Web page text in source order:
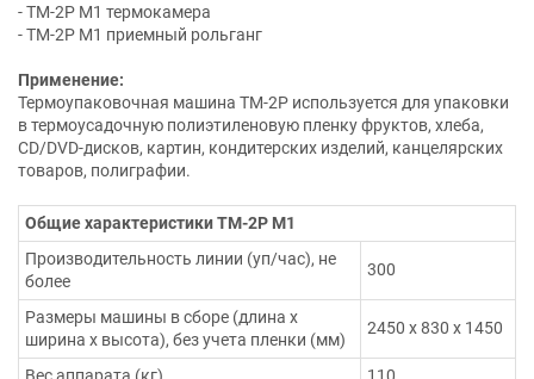
- ТМ-2Р М1 термокамера
- ТМ-2Р М1 приемный рольганг
Применение:
Термоупаковочная машина ТМ-2Р используется для упаковки
в термоусадочную полиэтиленовую пленку фруктов, хлеба,
CD/DVD-дисков, картин, кондитерских изделий, канцелярских
товаров, полиграфии.
Общие характеристики ТМ-2Р М1
Производительность линии (уп/час), не
более
300
Размеры машины в сборе (длина х
ширина х высота), без учета пленки (мм)
2450 х 830 х 1450
Вес аппарата (кг) 110